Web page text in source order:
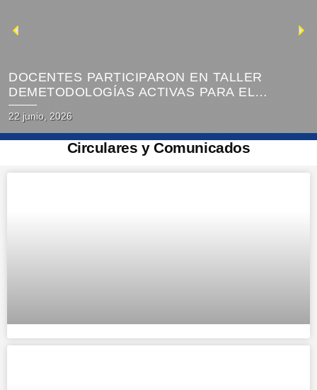
DOCENTES PARTICIPARON EN TALLER
DEMETODOLOGÍAS ACTIVAS PARA EL
APRENDIZAJE
22 junio, 2026
Circulares y Comunicados